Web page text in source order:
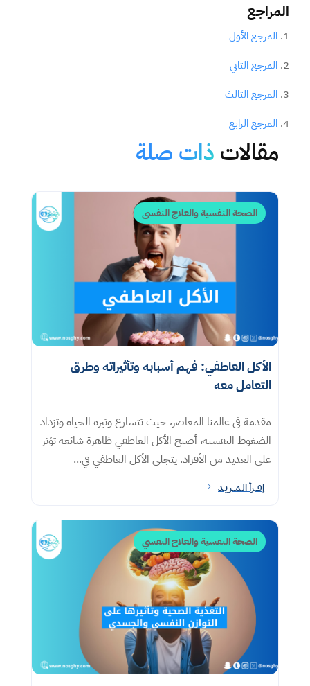
المراجع
1. المرجع الأول
2. المرجع الثاني
3. المرجع الثالث
4. المرجع الرابع
مقالات ذات صلة
الصحة النفسية والعلاج النفسي
الأكل العاطفي: فهم أسبابه وتأثيراته وطرق
التعامل معه​
مقدمة في عالمنا المعاصر، حيث تتسارع وتيرة الحياة وتزداد
الضغوط النفسية، أصبح الأكل العاطفي ظاهرة شائعة تؤثر
على العديد من الأفراد. يتجلى الأكل العاطفي في...
إقــرأ الـمــزيـد 5
الصحة النفسية والعلاج النفسي